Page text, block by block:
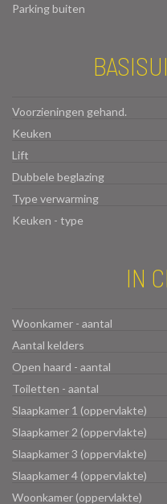
Parking buiten
Voorzieningen gehand.
Keuken
Lift
Dubbele beglazing
Type verwarming
Keuken - type
IN
Woonkamer - aantal
Aantal kelders
Open haard - aantal
Toiletten - aantal
Slaapkamer 1 (oppervlakte)
Slaapkamer 2 (oppervlakte)
Slaapkamer 3 (oppervlakte)
Slaapkamer 4 (oppervlakte)
Woonkamer (oppervlakte)